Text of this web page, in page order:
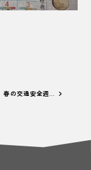
春の交通安全週…